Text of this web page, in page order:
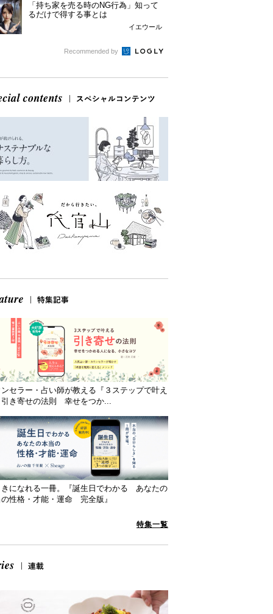
「持ち家を売る時のNG行為」知って
るだけで得する事とは
イエウール
Recommended by
セラー・占い師が教える『３ステップで叶え
き寄せの法則 幸せをつか...
きになれる一冊。『誕生日でわかる あなたの
性格・才能・運命 完全版』
特集一覧